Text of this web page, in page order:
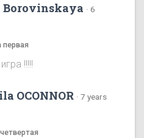
· 6
первая
!!!!!
OCONNOR · 7 years